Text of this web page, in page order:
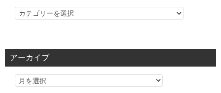
カ
リ
アーカイブ